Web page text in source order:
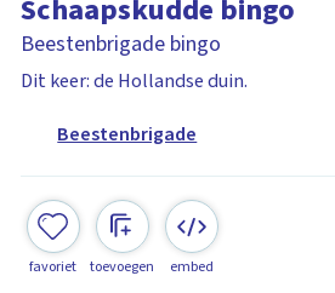
Schaapskudde bingo
Beestenbrigade bingo
Dit keer: de Hollandse duin.
Beestenbrigade
favoriet toevoegen embed